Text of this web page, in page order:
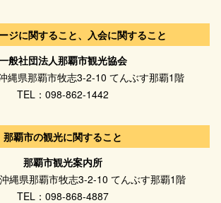
ジに関すること、入会に関すること
般社団法人那覇市観光協会
縄県那覇市牧志3-2-10 てんぶす那覇1階
TEL：098-862-1442
那覇市の観光に関すること
那覇市観光案内所
縄県那覇市牧志3-2-10 てんぶす那覇1階
TEL：098-868-4887